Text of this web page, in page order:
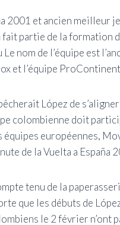
2001 et ancien meilleur
fait partie de la
nom de l’équipe est
et l’équipe
López de
colombienne doit
européennes,
de la Vuelta a España
tenu de la
que les débuts de
le 2 février n’ont